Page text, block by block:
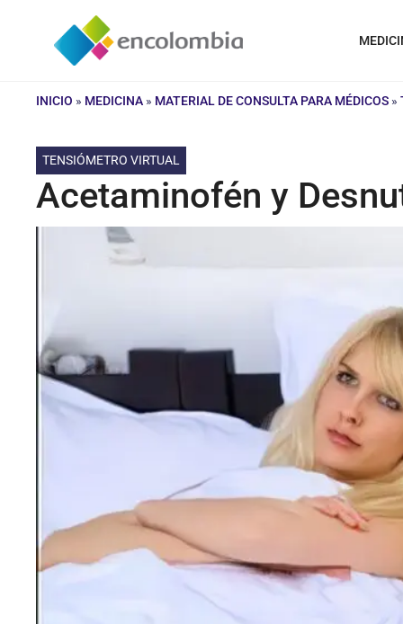
contenido
INICIO » MEDICINA » MATERIAL DE CONSULTA PARA MÉDICOS »
TENSIÓMETRO VIRTUAL
Acetaminofén y